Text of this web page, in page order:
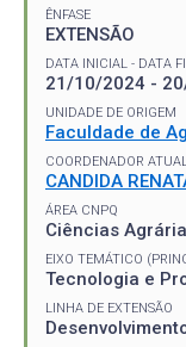
ÊNFASE
EXTENSÃO
DATA INICIAL - DATA
21/10/2024 -
UNIDADE DE ORIGEM
Faculdade de
COORDENADOR ATUAL
CANDIDA
ÁREA CNPQ
Ciências
EIXO TEMÁTICO
Tecnologia e
LINHA DE EXTENSÃO